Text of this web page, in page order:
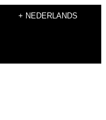
+ NEDERLANDS